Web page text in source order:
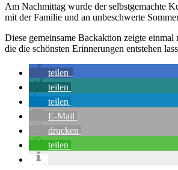
Am Nachmittag wurde der selbstgemachte
mit der Familie und an unbeschwerte
Diese gemeinsame Backaktion zeigte
die die schönsten Erinnerungen entstehen
teilen
teilen
teilen
E-Mail
drucken
teilen